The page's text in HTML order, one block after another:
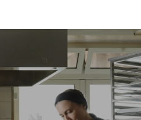
100 kg
plechů
Velikost plechu